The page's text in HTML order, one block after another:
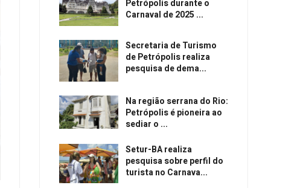
Petrópolis durante o
Carnaval de 2025 ...
Secretaria de Turismo
de Petrópolis realiza
pesquisa de dema...
Na região serrana do Rio:
Petrópolis é pioneira ao
sediar o ...
Setur-BA realiza
pesquisa sobre perfil do
turista no Carnava...